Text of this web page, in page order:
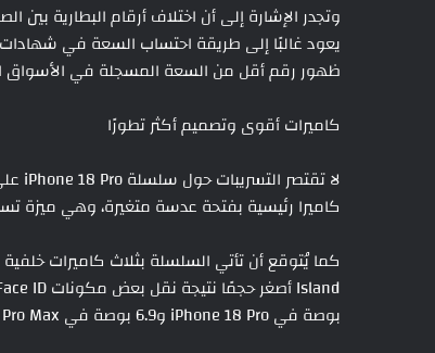
وتجدر الإشارة إلى أن اختلاف أرقام البطارية بين
يعود غالبًا إلى طريقة احتساب السعة في شهادات
ظهور رقم أقل من السعة المسجلة في الأسواق
كاميرات أقوى وتصميم أكثر تطورًا
كاميرا رئيسية بفتحة عدسة متغيرة، وهي ميزة
بوصة في iPhone 18 Pro و6.9 بوصة في iPhone 18 Pro Max.